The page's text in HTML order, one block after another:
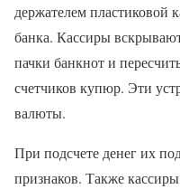
держателем пластиковой
банка. Кассиры
пачки банкнот и
счетчиков купюр. Эти
валюты.
При подсчете денег их
признаков. Также